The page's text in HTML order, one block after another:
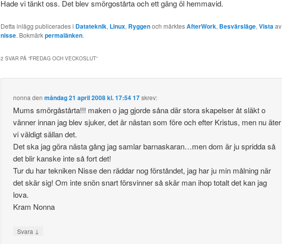
Hade vi tänkt oss. Det blev smörgostårta och ett gäng öl hemmavid.
Detta inlägg publicerades i Datateknik, Linux, Ryggenoch märktesAfterWork, Besvärsläge, Vistaav
nisse. Bokmärkpermalänken.
2 SVAR PÅ ”FREDAG OCH VECKOSLUT”
nonna denmåndag 21 april 2008 kl. 17:54 17skrev:
Mums smörgåstårta!!! maken o jag gjorde såna där stora skapelser åt släkt o
vänner innan jag blev sjuker, det är nästan som före och efter Kristus, men nu äter
vi väldigt sällan det.
Det ska jag göra nästa gång jag samlar barnaskaran…men dom är ju spridda så
det blir kanske inte så fort det!
Tur du har tekniken Nisse den räddar nog förståndet, jag har ju min målning när
det skär sig! Om inte snön snart försvinner så skär man ihop totalt det kan jag
lova.
Kram Nonna
Svara ↓